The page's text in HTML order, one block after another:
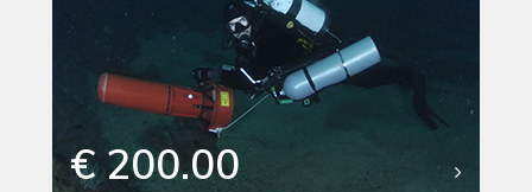
€ 200.00